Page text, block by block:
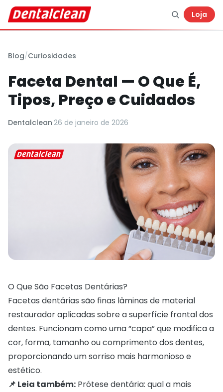
Loja
Blog/Curiosidades
Faceta Dental — O Que É,
Tipos, Preço e Cuidados
Dentalclean·26 de janeiro de 2026
O Que São Facetas Dentárias?
Facetas dentárias são finas lâminas de material
restaurador aplicadas sobre a superfície frontal dos
dentes. Funcionam como uma “capa” que modifica a
cor, forma, tamanho ou comprimento dos dentes,
proporcionando um sorriso mais harmonioso e
estético.
📌 Leia também: Prótese dentária: qual a mais